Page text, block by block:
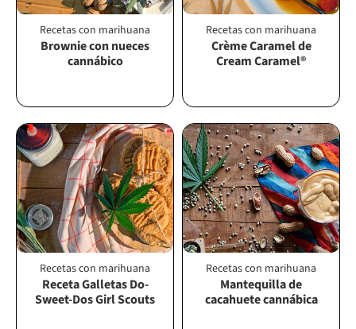
Recetas con marihuana
Brownie con nueces
cannábico
Recetas con marihuana
Crème Caramel de
Cream Caramel®
Recetas con marihuana
Receta Galletas Do-
Sweet-Dos Girl Scouts
Recetas con marihuana
Mantequilla de
cacahuete cannábica